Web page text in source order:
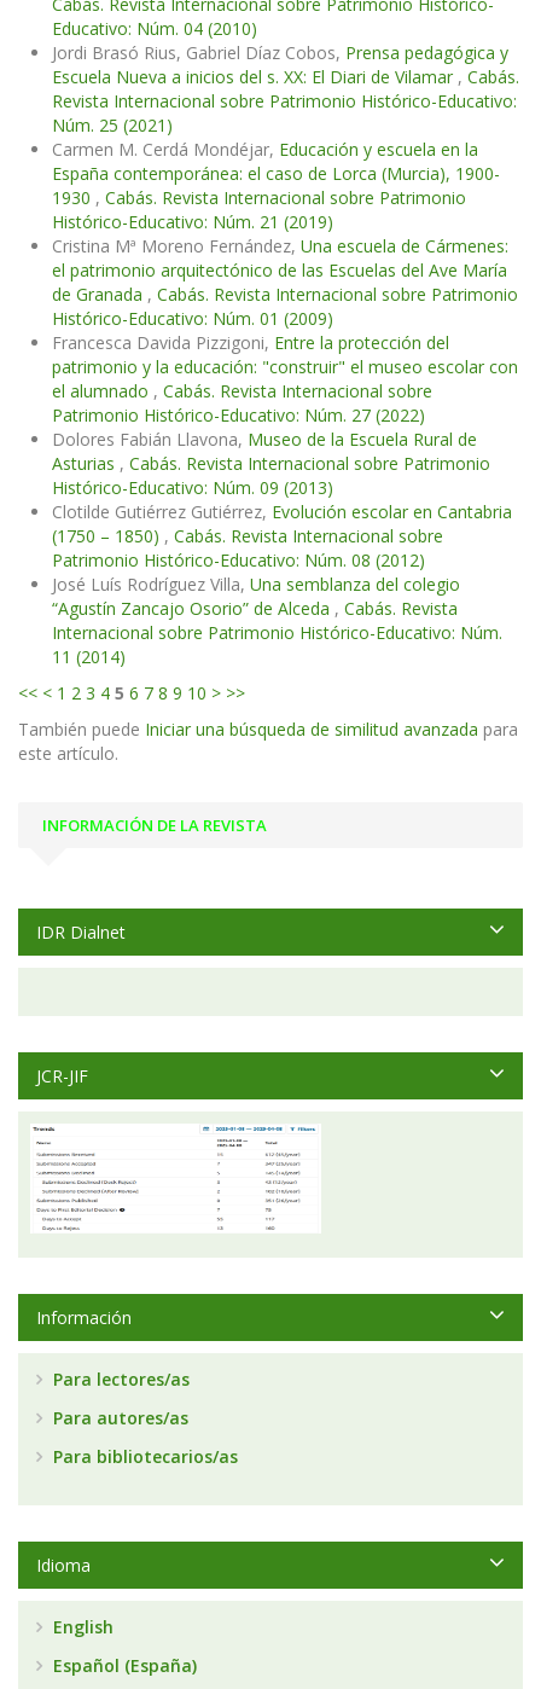
Educativo: Núm. 04 (2010)
Jordi Brasó Rius, Gabriel Díaz Cobos, Prensa pedagógica y
Escuela Nueva a inicios del s. XX: El Diari de Vilamar , Cabás.
Revista Internacional sobre Patrimonio Histórico-Educativo:
Núm. 25 (2021)
Carmen M. Cerdá Mondéjar, Educación y escuela en la
España contemporánea: el caso de Lorca (Murcia), 1900-
1930 , Cabás. Revista Internacional sobre Patrimonio
Histórico-Educativo: Núm. 21 (2019)
Cristina Mª Moreno Fernández, Una escuela de Cármenes:
el patrimonio arquitectónico de las Escuelas del Ave María
de Granada , Cabás. Revista Internacional sobre Patrimonio
Histórico-Educativo: Núm. 01 (2009)
Francesca Davida Pizzigoni, Entre la protección del
patrimonio y la educación: "construir" el museo escolar con
el alumnado , Cabás. Revista Internacional sobre
Patrimonio Histórico-Educativo: Núm. 27 (2022)
Dolores Fabián Llavona, Museo de la Escuela Rural de
Asturias , Cabás. Revista Internacional sobre Patrimonio
Histórico-Educativo: Núm. 09 (2013)
Clotilde Gutiérrez Gutiérrez, Evolución escolar en Cantabria
(1750 – 1850) , Cabás. Revista Internacional sobre
Patrimonio Histórico-Educativo: Núm. 08 (2012)
José Luís Rodríguez Villa, Una semblanza del colegio
“Agustín Zancajo Osorio” de Alceda , Cabás. Revista
Internacional sobre Patrimonio Histórico-Educativo: Núm.
11 (2014)
<< < 1 2 3 4 5 6 7 8 9 10 > >>
También puede Iniciar una búsqueda de similitud avanzada para
este artículo.
INFORMACIÓN DE LA REVISTA
IDR Dialnet
JCR-JIF
Información
Para lectores/as
Para autores/as
Para bibliotecarios/as
Idioma
English
Español (España)